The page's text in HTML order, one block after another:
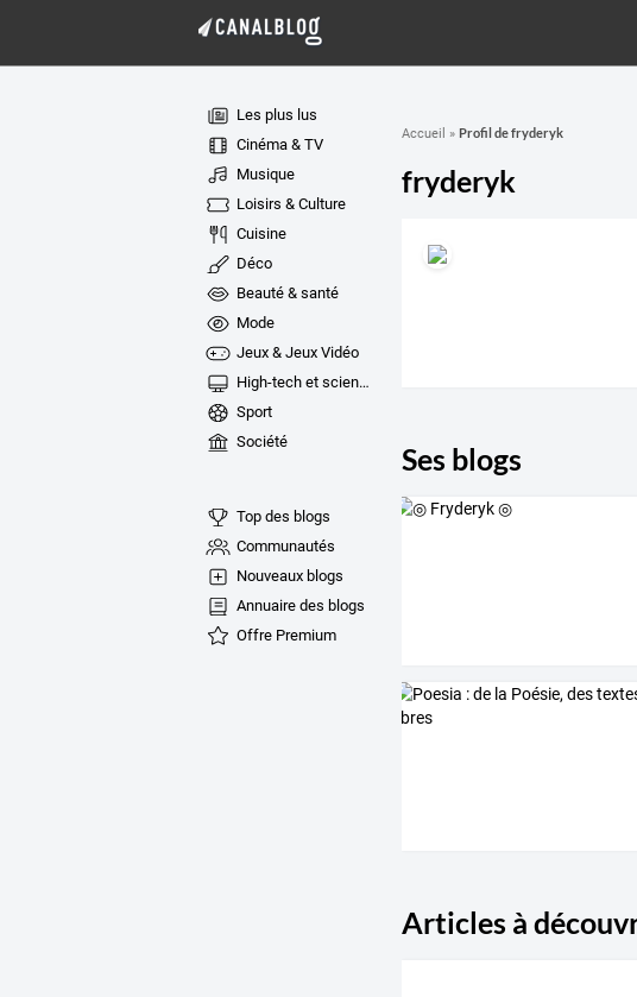
Les plus lus
Cinéma & TV
Musique
Loisirs & Culture
Cuisine
Déco
Beauté & santé
Mode
Jeux & Jeux Vidéo
High-tech et sciences
Sport
Société
Top des blogs
Communautés
Nouveaux blogs
Annuaire des blogs
Offre Premium
Accueil » Profil de fryderyk
fryderyk
Ses blogs
Articles à